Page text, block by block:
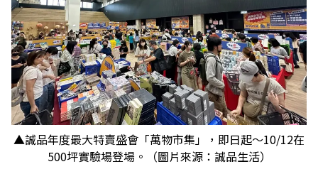
▲誠品年度最大特賣盛會「萬物市集」，即日起～10/12在
500坪實驗場登場。（圖片來源：誠品生活）